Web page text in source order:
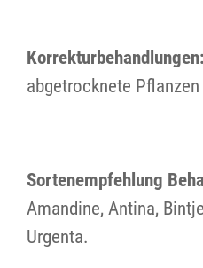
Korrekturbehandlungen:
abgetrocknete
Sortenempfehlung
Amandine, Antina,
Urgenta.